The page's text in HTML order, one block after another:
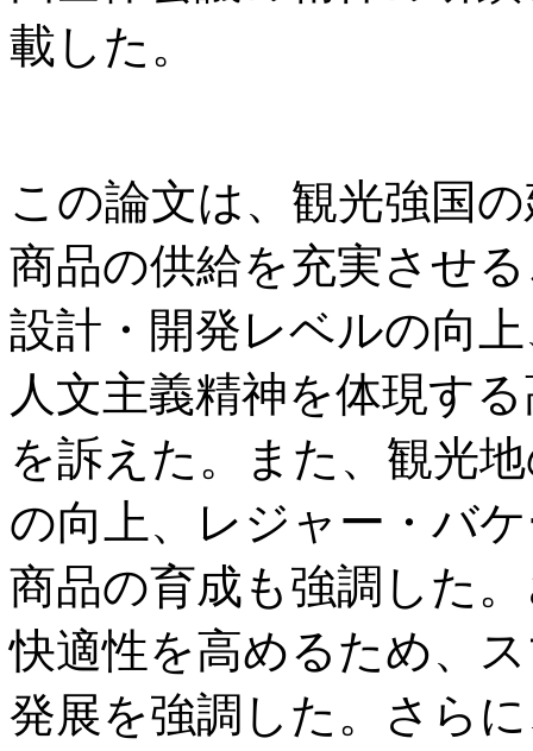
載した。
この論文は、観光強国
商品の供給を充実させ
設計・開発レベルの向
人文主義精神を体現す
を訴えた。また、観光
の向上、レジャー・バ
商品の育成も強調した
快適性を高めるため、
発展を強調した。さら